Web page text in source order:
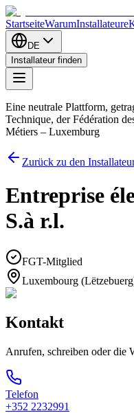
StartseiteWarumInstallateure
DE
Installateur finden
Eine neutrale Plattform,
Technique, der Fédération
Métiers – Luxemburg
Zurück zu den
Entreprise
S.à r.l.
FGT-Mitglied
Luxembourg
Kontakt
Anrufen, schreiben oder die
Telefon
+352 2232991